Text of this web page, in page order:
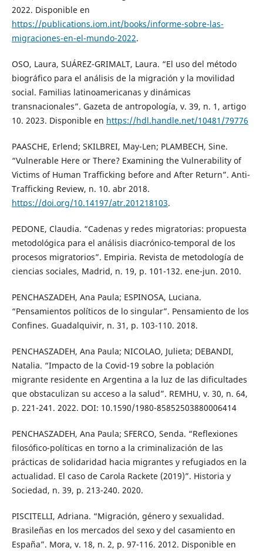
2022. Disponible en
https://publications.iom.int/books/informe-sobre-las-
migraciones-en-el-mundo-2022.
OSO, Laura, SUÁREZ-GRIMALT, Laura. “El uso del método
biográfico para el análisis de la migración y la movilidad
social. Familias latinoamericanas y dinámicas
transnacionales”. Gazeta de antropología, v. 39, n. 1, artigo
10. 2023. Disponible en https://hdl.handle.net/10481/79776
PAASCHE, Erlend; SKILBREI, May-Len; PLAMBECH, Sine.
“Vulnerable Here or There? Examining the Vulnerability of
Victims of Human Trafficking before and After Return”. Anti-
Trafficking Review, n. 10. abr 2018.
https://doi.org/10.14197/atr.201218103.
PEDONE, Claudia. “Cadenas y redes migratorias: propuesta
metodológica para el análisis diacrónico-temporal de los
procesos migratorios”. Empiria. Revista de metodología de
ciencias sociales, Madrid, n. 19, p. 101-132. ene-jun. 2010.
PENCHASZADEH, Ana Paula; ESPINOSA, Luciana.
“Pensamientos políticos de lo singular”. Pensamiento de los
Confines. Guadalquivir, n. 31, p. 103-110. 2018.
PENCHASZADEH, Ana Paula; NICOLAO, Julieta; DEBANDI,
Natalia. “Impacto de la Covid-19 sobre la población
migrante residente en Argentina a la luz de las dificultades
que obstaculizan su acceso a la salud”. REMHU, v. 30, n. 64,
p. 221-241. 2022. DOI: 10.1590/1980-85852503880006414
PENCHASZADEH, Ana Paula; SFERCO, Senda. “Reflexiones
filosófico-políticas en torno a la criminalización de las
prácticas de solidaridad hacia migrantes y refugiados en la
actualidad. El caso de Carola Rackete (2019)”. Historia y
Sociedad, n. 39, p. 213-240. 2020.
PISCITELLI, Adriana. “Migración, género y sexualidad.
Brasileñas en los mercados del sexo y del casamiento en
España”. Mora, v. 18, n. 2, p. 97-116. 2012. Disponible en